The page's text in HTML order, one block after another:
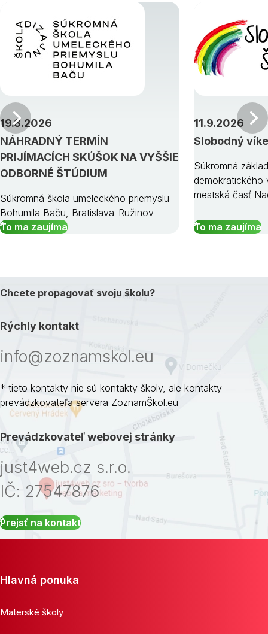
NÁHRADNÝ TERMÍN
PRIJÍMACÍCH SKÚŠOK NA VYŠŠIE
ODBORNÉ ŠTÚDIUM
19.8.2026
Súkromná škola umeleckého priemyslu
Bohumila Baču, Bratislava-Ružinov
To ma zaujíma
Slobodný
11.9.2026
Súkromná
demokratického
mestská časť
To ma zaujíma
Predchádzajúci
Chcete propagovať svoju školu?
Rýchly kontakt
info@zoznamskol.eu
* tieto kontakty nie sú kontakty školy, ale kontakty
prevádzkovateľa servera ZoznamŠkol.eu
Prevádzkovateľ webovej stránky
just4web.cz s.r.o.
IČ: 27547876
Prejsť na kontakt
Hlavná ponuka
Materské školy